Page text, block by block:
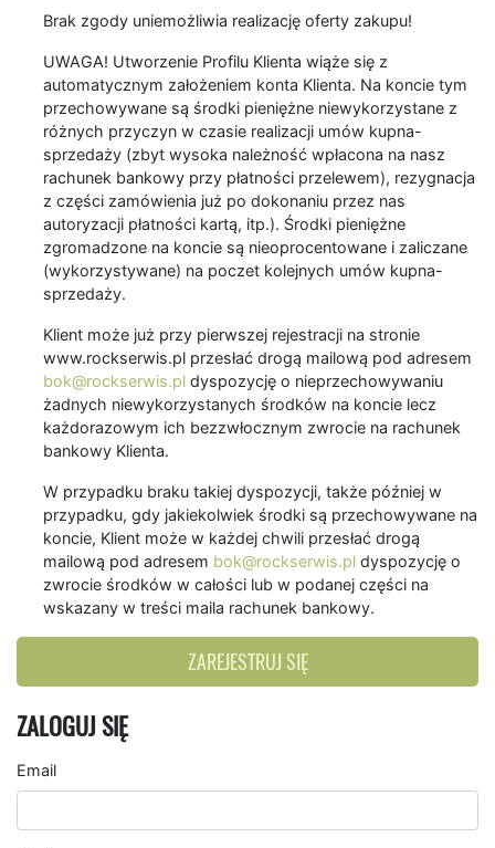
Brak zgody uniemożliwia realizację oferty zakupu!
UWAGA! Utworzenie Profilu Klienta wiąże się z
automatycznym założeniem konta Klienta. Na koncie tym
przechowywane są środki pieniężne niewykorzystane z
różnych przyczyn w czasie realizacji umów kupna-
sprzedaży (zbyt wysoka należność wpłacona na nasz
rachunek bankowy przy płatności przelewem), rezygnacja
z części zamówienia już po dokonaniu przez nas
autoryzacji płatności kartą, itp.). Środki pieniężne
zgromadzone na koncie są nieoprocentowane i zaliczane
(wykorzystywane) na poczet kolejnych umów kupna-
sprzedaży.
Klient może już przy pierwszej rejestracji na stronie
www.rockserwis.pl przesłać drogą mailową pod adresem
bok@rockserwis.pl dyspozycję o nieprzechowywaniu
żadnych niewykorzystanych środków na koncie lecz
każdorazowym ich bezzwłocznym zwrocie na rachunek
bankowy Klienta.
W przypadku braku takiej dyspozycji, także później w
przypadku, gdy jakiekolwiek środki są przechowywane na
koncie, Klient może w każdej chwili przesłać drogą
mailową pod adresem bok@rockserwis.pl dyspozycję o
zwrocie środków w całości lub w podanej części na
wskazany w treści maila rachunek bankowy.
ZAREJESTRUJ SIĘ
ZALOGUJ SIĘ
Email